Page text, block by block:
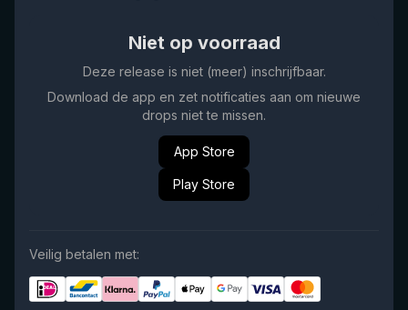
Niet op voorraad
Deze release is niet (meer) inschrijfbaar.
Download de app en zet notificaties aan om nieuwe
drops niet te missen.
App Store
Play Store
Veilig betalen met: